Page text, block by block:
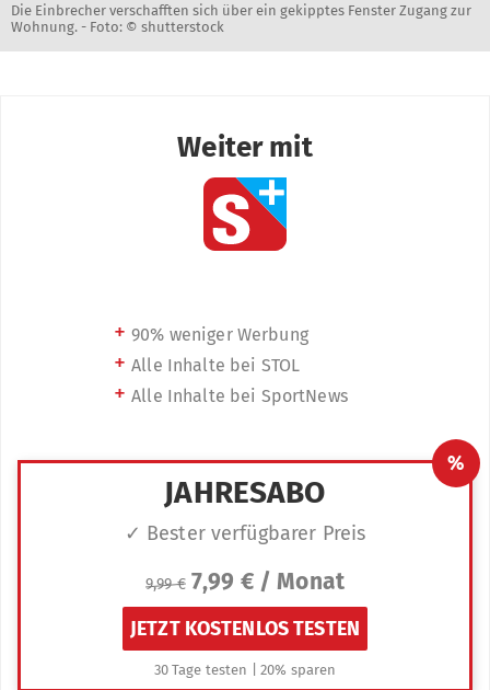
Die Einbrecher verschafften sich über ein gekipptes Fenster Zugang zur
Wohnung. - Foto: © shutterstock